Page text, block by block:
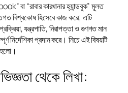
“রাবার কারখানার হ্যান্ডবুক” মূলত
বিশ্বকোষ হিসেবে কাজ করে; এটি
যন্ত্রপাতি, নিরাপত্তা ও গুণগত মান
নির্দেশিকা প্রদান করে। নিচে এই বিষয়টি
থেকে লিখা: